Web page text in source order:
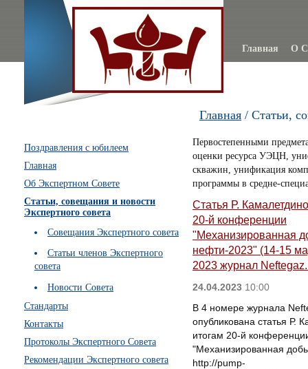
Главная О
Главная / Статьи,
Поздравления с юбилеем
Главная
Об Экспертном Совете
Статьи, совещания и новости
Экспертного совета
Совещания Экспертного совета
Статьи членов Экспертного
совета
Новости Совета
Стандарты
Контакты
Протоколы Экспертного Совета
Рекомендации Экспертного совета
Первостепенными
оценки ресурса УЭЦН,
скважин, унификация
программы в средне-
Статья Р.
20-й конференции
"Механизированная
нефти-2023" (14-15
2023 журнал
24.04.2023 10:00
В 4 номере журнала
опубликована статья Р.
итогам 20-й
"Механизированная
http://pump-